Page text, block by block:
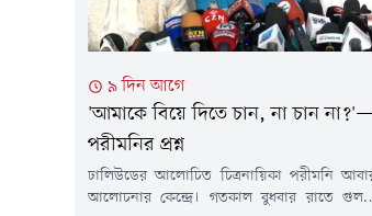
৯ দিন আগে
'আমাকে বিয়ে দিতে চান, না চান
পরীমনির প্রশ্ন
ঢালিউডের আলোচিত চিত্রনায়িকা পরীমনি
আলোচনার কেন্দ্রে। গতকাল বুধবার রাতে